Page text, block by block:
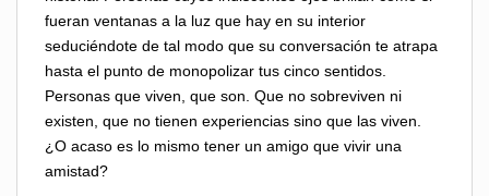
fueran ventanas a la luz que hay en su interior
seduciéndote de tal modo que su conversación te atrapa
hasta el punto de monopolizar tus cinco sentidos.
Personas que viven, que son. Que no sobreviven ni
existen, que no tienen experiencias sino que las viven.
¿O acaso es lo mismo tener un amigo que vivir una
amistad?